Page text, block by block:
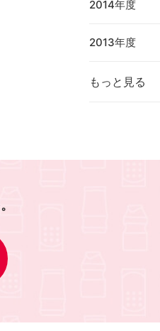
2014年度
2013年度
もっと見る